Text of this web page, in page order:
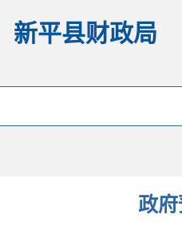
新平县财政局
政